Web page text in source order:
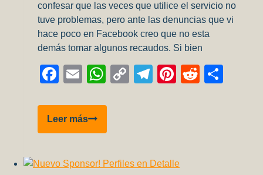
confesar que las veces que utilice el servicio no
tuve problemas, pero ante las denuncias que vi
hace poco en Facebook creo que no esta
demás tomar algunos recaudos. Si bien
Facebook
EmailWhatsApp
CopyTelegram
Pinterest
Reddit
Leer másVia
Cargo…
Maquetas?